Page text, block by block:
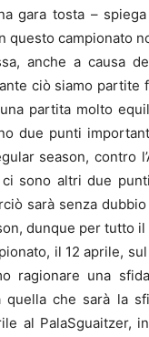
gara tosta –
questo campionato
anche a causa
ciò siamo
partita molto
due punti
season, contro
sono altri due
sarà senza
dunque per tutto
il 12 aprile,
ragionare una
quella che sarà la
al PalaSguaitzer,